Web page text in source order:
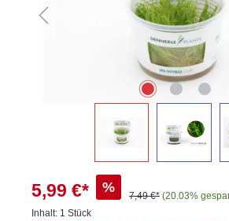
5,99 €* %
7,49 €* (20.03%
Inhalt: 1 Stück